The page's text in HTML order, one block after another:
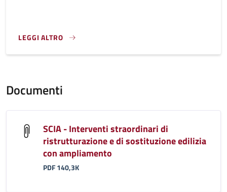
LEGGI ALTRO
}
Documenti
SCIA - Interventi straordinari di
ristrutturazione e di sostituzione edilizia
con ampliamento
PDF 140,3K